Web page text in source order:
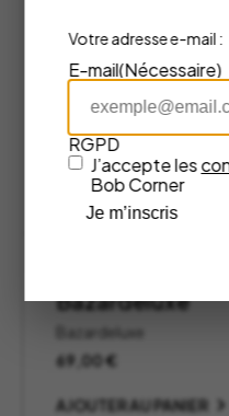
Bazardeluxe
Bazardeluxe
69,00 €
AJOUTER AU PANIER
Votre adresse e-mail :
E-mail(Nécessaire)
RGPD
J’accepte les
Bob Corner
Je m’inscris